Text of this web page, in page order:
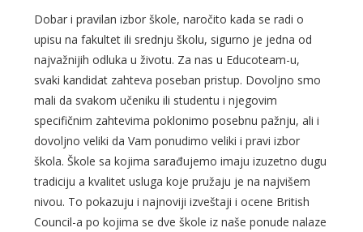
Dobar i pravilan izbor škole, naročito kada se radi o
upisu na fakultet ili srednju školu, sigurno je jedna od
najvažnijih odluka u životu. Za nas u Educoteam-u,
svaki kandidat zahteva poseban pristup. Dovoljno smo
mali da svakom učeniku ili studentu i njegovim
specifičnim zahtevima poklonimo posebnu pažnju, ali i
dovoljno veliki da Vam ponudimo veliki i pravi izbor
škola. Škole sa kojima sarađujemo imaju izuzetno dugu
tradiciju a kvalitet usluga koje pružaju je na najvišem
nivou. To pokazuju i najnoviji izveštaji i ocene British
Council-a po kojima se dve škole iz naše ponude nalaze